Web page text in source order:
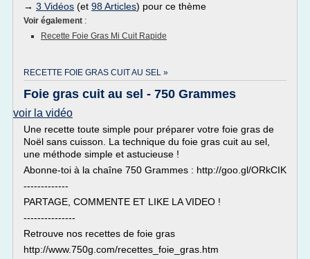
→ 3 Vidéos (et 98 Articles) pour ce thème
Voir également :
Recette Foie Gras Mi Cuit Rapide
RECETTE FOIE GRAS CUIT AU SEL »
Foie gras cuit au sel - 750 Grammes
voir la vidéo
Une recette toute simple pour préparer votre foie gras de
Noël sans cuisson. La technique du foie gras cuit au sel,
une méthode simple et astucieuse !
Abonne-toi à la chaîne 750 Grammes : http://goo.gl/ORkCIK
-------------
PARTAGE, COMMENTE ET LIKE LA VIDEO !
---------------
Retrouve nos recettes de foie gras
http://www.750g.com/recettes_foie_gras.htm